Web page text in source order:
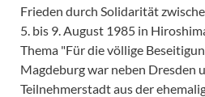
Frieden durch Solidarität
5. bis 9. August 1985 in
Thema "Für die völlige
Magdeburg war neben Dresden
Teilnehmerstadt aus der